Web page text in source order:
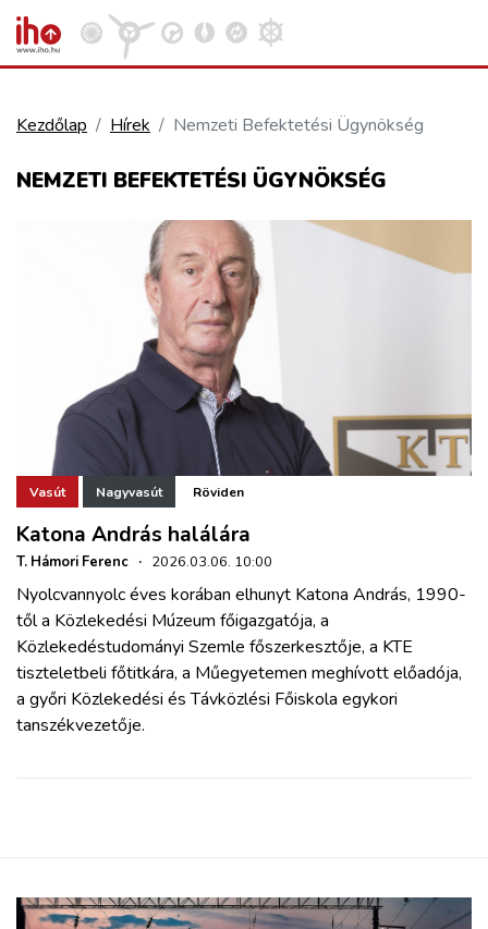
KÖZLEKEDÉSFEJLESZTÉS
ELLÁTÁSI LÁNC
ZÖLDÚT
HAJÓZÁS
BLOG
ARCHÍVUM
Kezdőlap Hírek Nemzeti Befektetési Ügynökség
NEMZETI BEFEKTETÉSI ÜGYNÖKSÉG
Vasút Nagyvasút Röviden
Katona András halálára
T. Hámori Ferenc · 2026.03.06. 10:00
Nyolcvannyolc éves korában elhunyt Katona András, 1990-
től a Közlekedési Múzeum főigazgatója, a
Közlekedéstudományi Szemle főszerkesztője, a KTE
tiszteletbeli főtitkára, a Műegyetemen meghívott előadója,
a győri Közlekedési és Távközlési Főiskola egykori
tanszékvezetője.